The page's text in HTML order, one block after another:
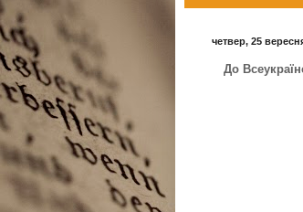
четвер, 25
До